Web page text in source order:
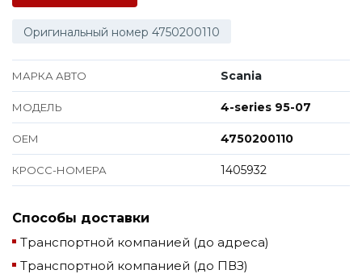
Оригинальный номер 4750200110
МАРКА АВТО Scania
МОДЕЛЬ 4-series 95-07
ОЕМ 4750200110
КРОСС-НОМЕРА 1405932
Способы доставки
Транспортной компанией (до адреса)
Транспортной компанией (до ПВЗ)